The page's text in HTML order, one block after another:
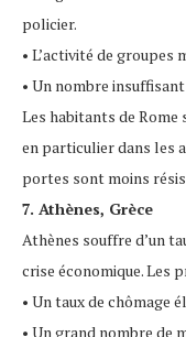
policier.
• L’activité de groupes
• Un nombre
Les habitants de
en particulier dans les
portes sont moins
7. Athènes, Grèce
Athènes souffre d’un
crise économique. Les
• Un taux de chômage
• Un grand nombre de